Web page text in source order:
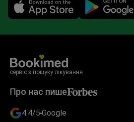
Mobile app illustration
сервіс з пошуку лікування
Про нас пише
4.4/5 Google